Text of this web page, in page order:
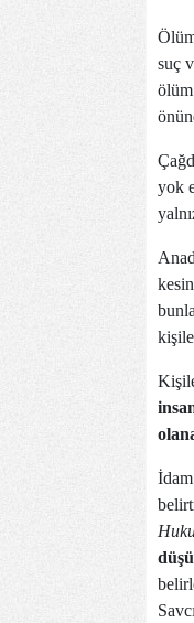
suç
ölüm
yok